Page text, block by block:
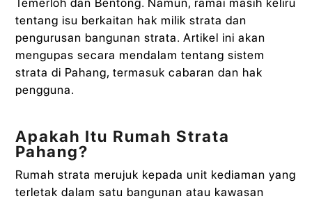
Temerloh dan Bentong. Namun, ramai masih keliru
tentang isu berkaitan hak milik strata dan
pengurusan bangunan strata. Artikel ini akan
mengupas secara mendalam tentang sistem
strata di Pahang, termasuk cabaran dan hak
pengguna.
Apakah Itu Rumah Strata
Pahang?
Rumah strata merujuk kepada unit kediaman yang
terletak dalam satu bangunan atau kawasan